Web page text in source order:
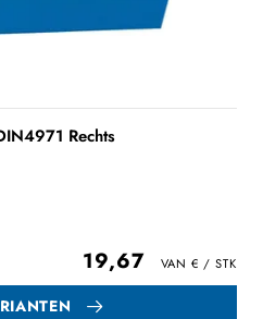
Rechts
19,67